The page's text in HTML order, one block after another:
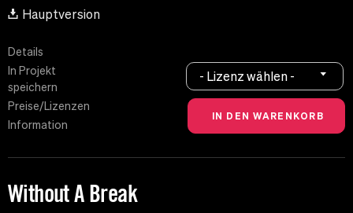
Hauptversion
Details
In Projekt
speichern
Preise/Lizenzen
Information
- Lizenz wählen -
Without A Break